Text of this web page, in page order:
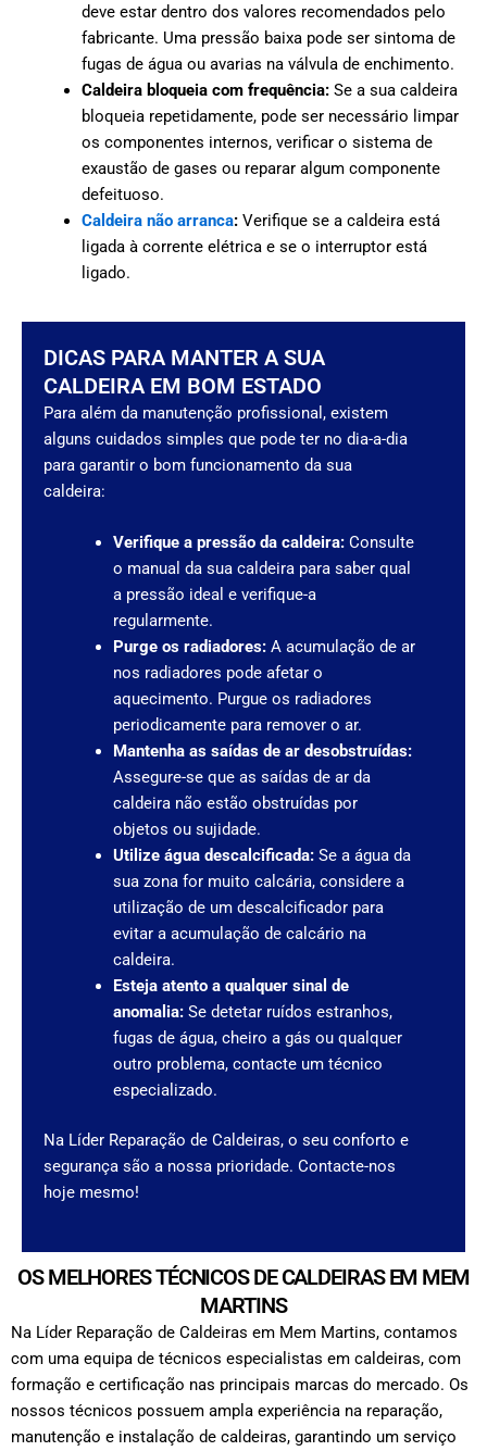
deve estar dentro dos valores recomendados pelo
fabricante. Uma pressão baixa pode ser sintoma de
fugas de água ou avarias na válvula de enchimento.
Caldeira bloqueia com frequência: Se a sua caldeira
bloqueia repetidamente, pode ser necessário limpar
os componentes internos, verificar o sistema de
exaustão de gases ou reparar algum componente
defeituoso.
Caldeira não arranca: Verifique se a caldeira está
ligada à corrente elétrica e se o interruptor está
ligado.
DICAS PARA MANTER A SUA
CALDEIRA EM BOM ESTADO
Para além da manutenção profissional, existem
alguns cuidados simples que pode ter no dia-a-dia
para garantir o bom funcionamento da sua
caldeira:
Verifique a pressão da caldeira:Consulte
o manual da sua caldeira para saber qual
a pressão ideal e verifique-a
regularmente.
Purge os radiadores:A acumulação de ar
nos radiadores pode afetar o
aquecimento. Purgue os radiadores
periodicamente para remover o ar.
Mantenha as saídas de ar desobstruídas:
Assegure-se que as saídas de ar da
caldeira não estão obstruídas por
objetos ou sujidade.
Utilize água descalcificada:Se a água da
sua zona for muito calcária, considere a
utilização de um descalcificador para
evitar a acumulação de calcário na
caldeira.
Esteja atento a qualquer sinal de
anomalia:Se detetar ruídos estranhos,
fugas de água, cheiro a gás ou qualquer
outro problema, contacte um técnico
especializado.
Na Líder Reparação de Caldeiras, o seu conforto e
segurança são a nossa prioridade. Contacte-nos
hoje mesmo!
OS MELHORES TÉCNICOS DE CALDEIRAS EM MEM
MARTINS
Na Líder Reparação de Caldeiras em Mem Martins, contamos
com uma equipa de técnicos especialistas em caldeiras, com
formação e certificação nas principais marcas do mercado. Os
nossos técnicos possuem ampla experiência na reparação,
manutenção e instalação de caldeiras, garantindo um serviço